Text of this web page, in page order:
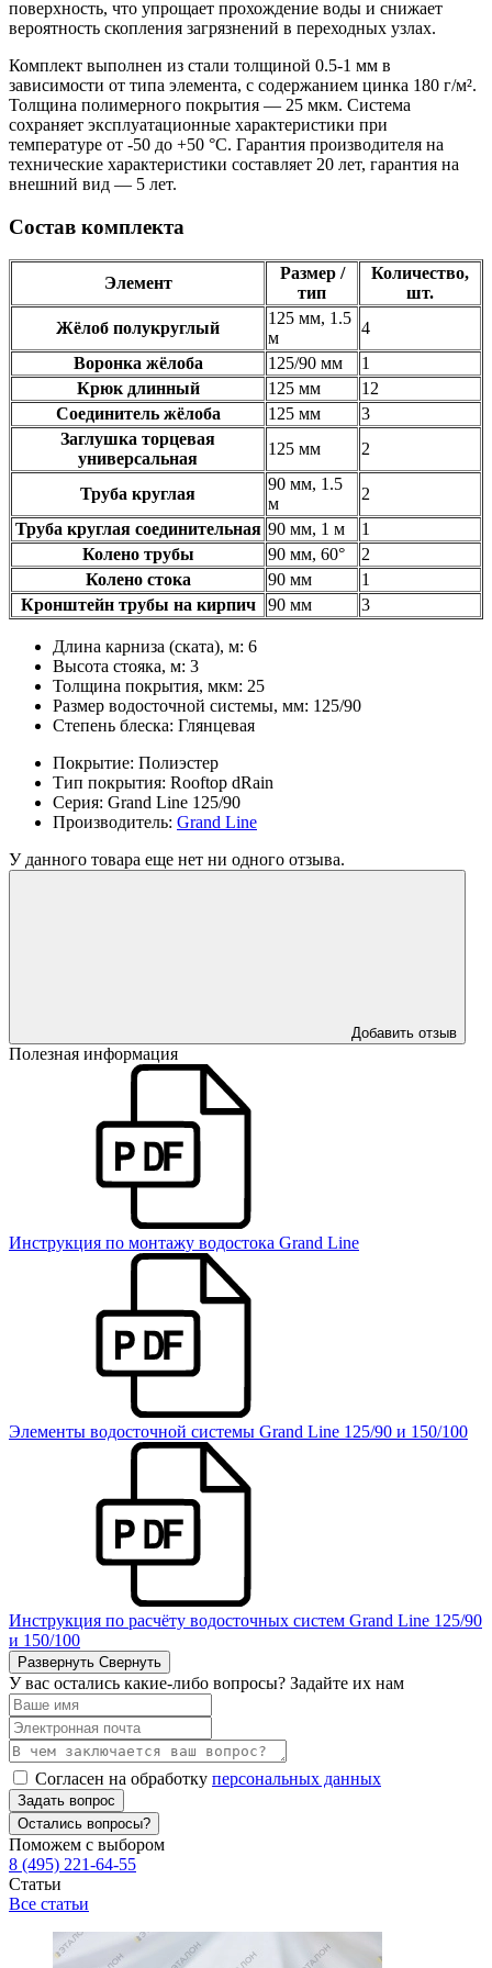
поверхность, что упрощает прохождение воды и снижает
вероятность скопления загрязнений в переходных узлах.
Комплект выполнен из стали толщиной 0.5-1 мм в
зависимости от типа элемента, с содержанием цинка 180 г/м².
Толщина полимерного покрытия — 25 мкм. Система
сохраняет эксплуатационные характеристики при
температуре от -50 до +50 °C. Гарантия производителя на
технические характеристики составляет 20 лет, гарантия на
внешний вид — 5 лет.
Состав комплекта
Элемент
Размер /
тип
Количество,
шт.
Жёлоб полукруглый
125 мм, 1.5
м
4
Воронка жёлоба
125/90 мм
1
Крюк длинный
125 мм
12
Соединитель жёлоба
125 мм
3
Заглушка торцевая
универсальная
125 мм 2
Труба круглая
90 мм, 1.5
м
2
Труба круглая соединительная 90 мм, 1 м
1
Колено трубы
90 мм, 60°
2
Колено стока
90 мм
1
Кронштейн трубы на кирпич
90 мм 3
Длина карниза (ската), м: 6
Высота стояка, м: 3
Толщина покрытия, мкм: 25
Размер водосточной системы, мм: 125/90
Степень блеска: Глянцевая
Покрытие: Полиэстер
Тип покрытия: Rooftop dRain
Серия: Grand Line 125/90
Производитель: Grand Line
У данного товара еще нет ни одного отзыва.
Добавить отзыв
Полезная информация
Инструкция по монтажу водостока Grand Line
Элементы водосточной системы Grand Line 125/90 и 150/100
Инструкция по расчёту водосточных систем Grand Line 125/90
и 150/100
Развернуть Свернуть
У вас остались какие-либо вопросы? Задайте их нам
Согласен на обработку персональных данных
Задать вопрос
Остались вопросы?
Поможем с выбором
8 (495) 221-64-55
Статьи
Все статьи